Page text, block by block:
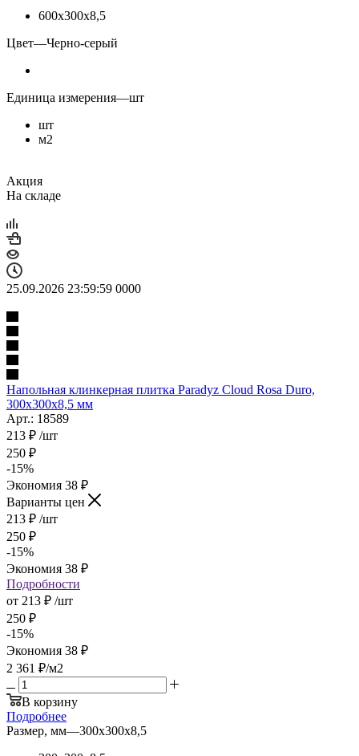
600х300х8,5
Цвет—Черно-серый
Единица измерения—шт
шт
м2
Акция
На складе
25.09.2026 23:59:59 0000
Напольная клинкерная плитка Paradyz Cloud Rosa Duro,
300x300x8,5 мм
Арт.: 18589
213 ₽ /шт
250 ₽
-15%
Экономия 38 ₽
Варианты цен
213 ₽ /шт
250 ₽
-15%
Экономия 38 ₽
Подробности
от 213 ₽ /шт
250 ₽
-15%
Экономия 38 ₽
2 361 ₽/м2
В корзину
Подробнее
Размер, мм—300х300х8,5